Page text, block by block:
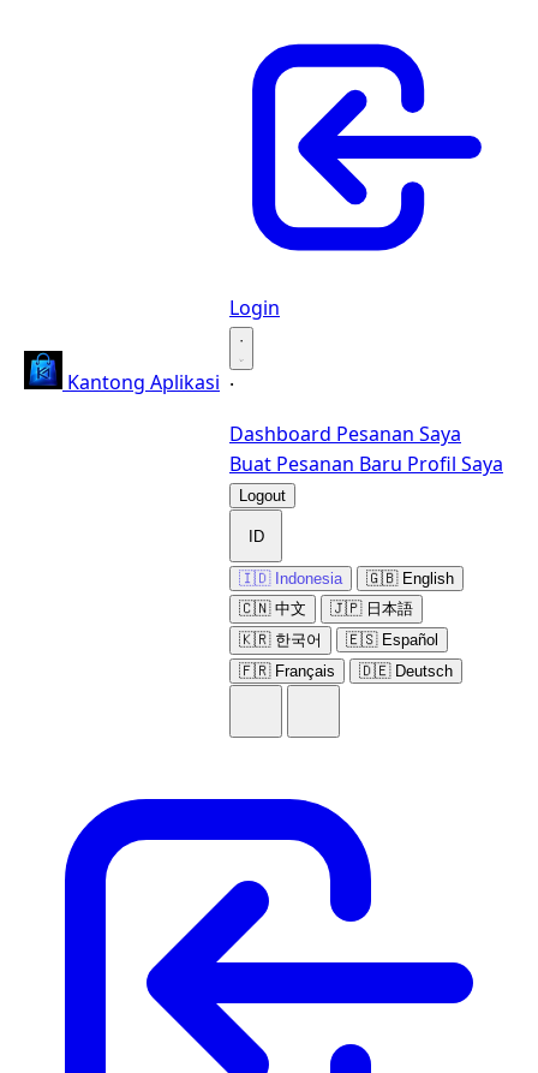
Kantong Aplikasi
Login
·
·
Dashboard Pesanan Saya
Buat Pesanan Baru Profil Saya
Logout
ID
🇮🇩 Indonesia
🇬🇧 English
🇨🇳 中文
🇯🇵 日本語
🇰🇷 한국어
🇪🇸 Español
🇫🇷 Français
🇩🇪 Deutsch